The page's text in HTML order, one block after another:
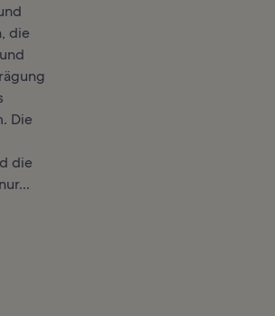
die
Die
die